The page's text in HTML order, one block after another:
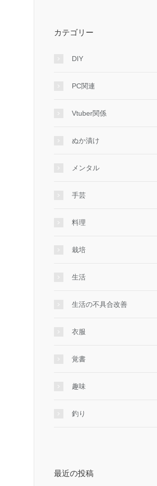
カテゴリー
DIY
PC関連
Vtuber関係
ぬか漬け
メンタル
手芸
料理
栽培
生活
生活の不具合改善
衣服
覚書
趣味
釣り
最近の投稿